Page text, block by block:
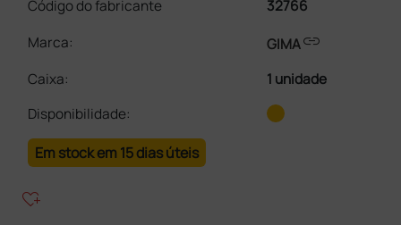
Código do fabricante
32766
Marca:
GIMAlink
Caixa:
1 unidade
Disponibilidade:
Em stock em 15 dias úteis
heart_plus